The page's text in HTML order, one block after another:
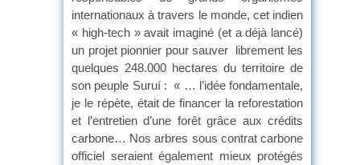
internationaux à travers le monde, cet indien
« high-tech » avait imaginé (et a déjà lancé)
un projet pionnier pour sauver librement les
quelques 248.000 hectares du territoire de
son peuple Suruí : « … l’idée fondamentale,
je le répète, était de financer la reforestation
et l’entretien d’une forêt grâce aux crédits
carbone… Nos arbres sous contrat carbone
officiel seraient également mieux protégés